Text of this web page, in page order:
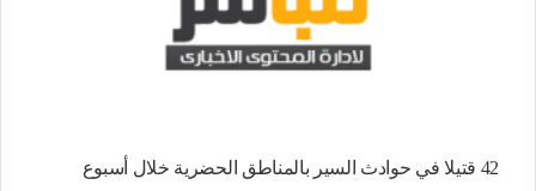
42 قتيلا في حوادث السير بالمناطق الحضرية خلال أسبوع